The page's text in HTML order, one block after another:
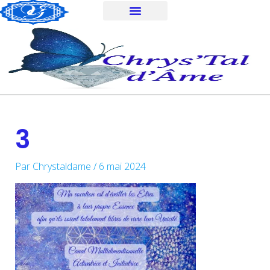
Aller
au
contenu
3
Par Chrystaldame /6 mai 2024